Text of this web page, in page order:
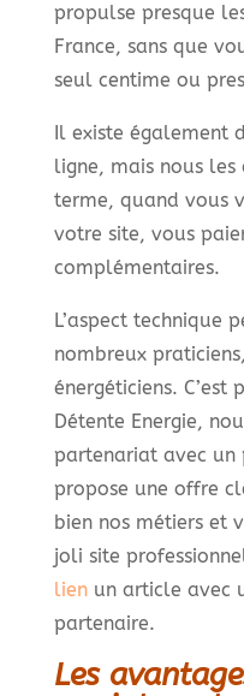
propulse presque
France, sans que
seul centime ou
Il existe également
ligne, mais nous les
terme, quand vous
votre site, vous
complémentaires.
L’aspect technique
nombreux
énergéticiens.
Détente Energie,
partenariat avec un
propose une offre
bien nos métiers et
joli site
lienun article avec
partenaire.
Les